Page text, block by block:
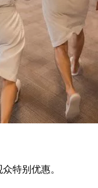
特别优惠。